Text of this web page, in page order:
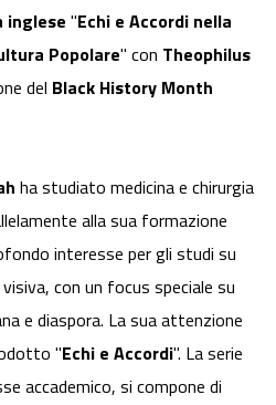
inglese "Echi e Accordi nella
Popolare" con Theophilus
del Black History Month
ha studiato medicina e chirurgia
alla sua formazione
interesse per gli studi su
con un focus speciale su
e diaspora. La sua attenzione
"Echi e Accordi". La serie
accademico, si compone di